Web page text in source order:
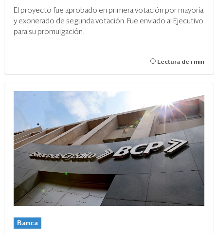
El proyecto fue aprobado en primera votación por mayoría
y exonerado de segunda votación. Fue enviado al Ejecutivo
para su promulgación.
Lectura de 1 min
Banca